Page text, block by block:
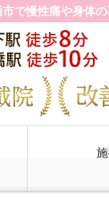
市で慢性痛や身体